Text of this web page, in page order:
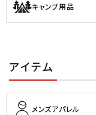
キャンプ用品
アイテム
メンズアパレル